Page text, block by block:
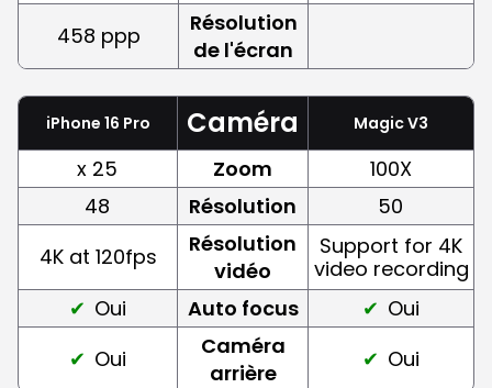
458 ppp
Résolution
de l'écran
iPhone 16 Pro Caméra Magic V3
x 25 Zoom
100X
48
Résolution
50
4K at 120fps
Résolution
vidéo
Support for 4K
video recording
Oui
Auto focus
Oui
Oui
Caméra
arrière
Oui